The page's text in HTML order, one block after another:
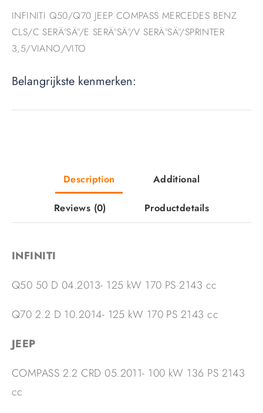
INFINITI Q50/Q70 JEEP COMPASS MERCEDES BENZ
CLS/C SERÄ°SÄ°/E SERÄ°SÄ°/V SERÄ°SÄ°/SPRINTER
3,5/VIANO/VITO
Belangrijkste kenmerken:
Description Additional
Reviews (0) Productdetails
INFINITI
Q50 50 D 04.2013- 125 kW 170 PS 2143 cc
Q70 2.2 D 10.2014- 125 kW 170 PS 2143 cc
JEEP
COMPASS 2.2 CRD 05.2011- 100 kW 136 PS 2143
cc